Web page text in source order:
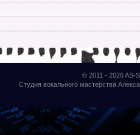
© 2011 - 2026AS-
Студия вокального мастерства